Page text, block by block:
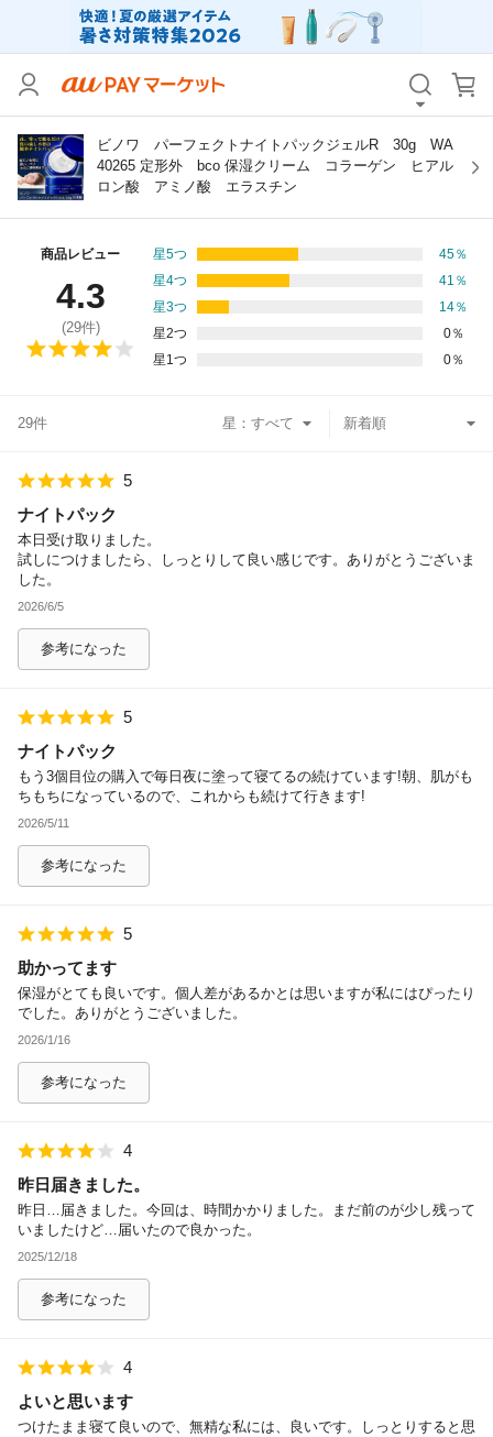
ビノワ パーフェクトナイトパックジェルR 30g WA
40265 定形外 bco 保湿クリーム コラーゲン ヒアル
ロン酸 アミノ酸 エラスチン
商品レビュー
4.3
(29件)
星5つ 45％
星4つ
41 ％
星3つ
14％
星2つ
0％
星1つ
0％
29件 星：
5
ナイトパック
本日受け取りました。
試しにつけましたら、しっとりして良い感じです。ありがとうございま
した。
2026/6/5
参考になった
5
ナイトパック
もう3個目位の購入で毎日夜に塗って寝てるの続けています!朝、肌がも
ちもちになっているので、これからも続けて行きます!
2026/5/11
参考になった
5
助かってます
保湿がとても良いです。個人差があるかとは思いますが私にはぴったり
でした。ありがとうございました。
2026/1/16
参考になった
4
昨日届きました。
昨日…届きました。今回は、時間かかりました。まだ前のが少し残って
いましたけど…届いたので良かった。
2025/12/18
参考になった
4
よいと思います
つけたまま寝て良いので、無精な私には、良いです。しっとりすると思
カテゴリ すべて
価格 すべて
支払い方法
その他の条件
送料無料
Pontaパス特典対象すべて
除外ワード